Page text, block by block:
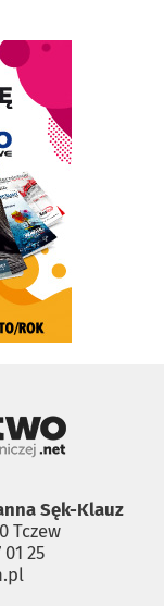
Sęk-Klauz
Tczew
25